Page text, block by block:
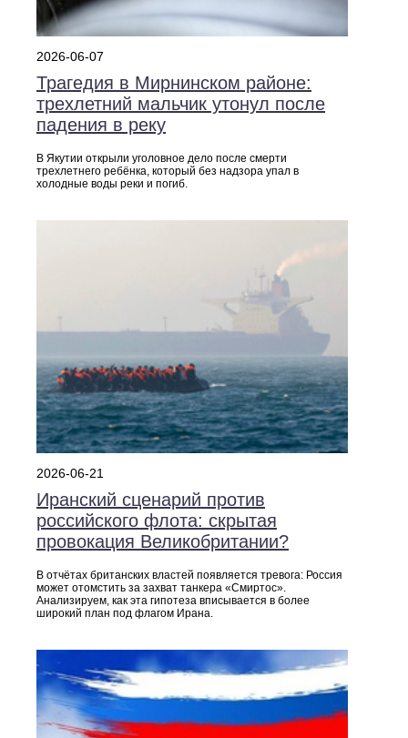
2026-06-07
Трагедия в Мирнинском районе:
трехлетний мальчик утонул после
падения в реку
В Якутии открыли уголовное дело после смерти
трехлетнего ребёнка, который без надзора упал в
холодные воды реки и погиб.
2026-06-21
Иранский сценарий против
российского флота: скрытая
провокация Великобритании?
В отчётах британских властей появляется тревога: Россия
может отомстить за захват танкера «Смиртос».
Анализируем, как эта гипотеза вписывается в более
широкий план под флагом Ирана.